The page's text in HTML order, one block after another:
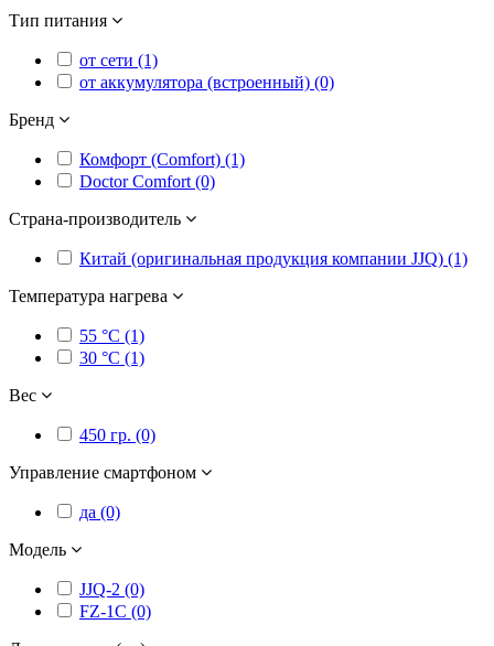
Тип питания
от сети (1)
от аккумулятора (встроенный) (0)
Бренд
Комфорт (Comfort) (1)
Doctor Comfort (0)
Страна-производитель
Китай (оригинальная продукция компании JJQ) (1)
Температура нагрева
55 °C (1)
30 °C (1)
Вес
450 гр. (0)
Управление смартфоном
да (0)
Модель
JJQ-2 (0)
FZ-1C (0)